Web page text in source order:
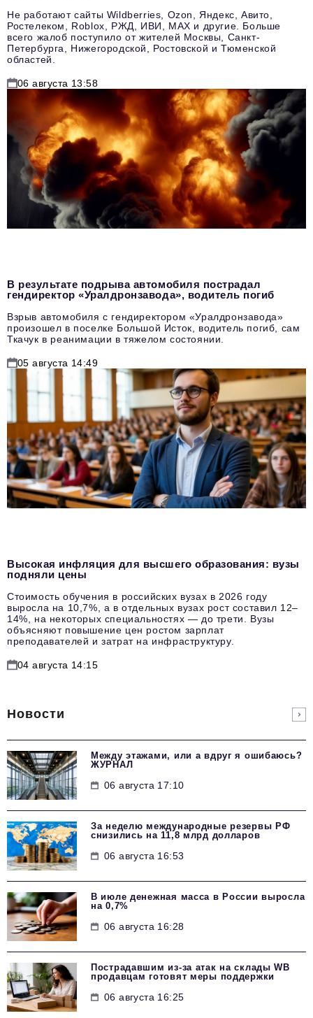
Не работают сайты Wildberries, Ozon, Яндекс, Авито,
Ростелеком, Roblox, РЖД, ИВИ, MAX и другие. Больше
всего жалоб поступило от жителей Москвы, Санкт-
Петербурга, Нижегородской, Ростовской и Тюменской
областей.
06 августа 13:58
В результате подрыва автомобиля пострадал
гендиректор «Уралдронзавода», водитель погиб
Взрыв автомобиля с гендиректором «Уралдронзавода»
произошел в поселке Большой Исток, водитель погиб, сам
Ткачук в реанимации в тяжелом состоянии.
05 августа 14:49
Высокая инфляция для высшего образования: вузы
подняли цены
Стоимость обучения в российских вузах в 2026 году
выросла на 10,7%, а в отдельных вузах рост составил 12–
14%, на некоторых специальностях — до трети. Вузы
объясняют повышение цен ростом зарплат
преподавателей и затрат на инфраструктуру.
04 августа 14:15
Новости
Между этажами, или а вдруг я ошибаюсь?
ЖУРНАЛ
06 августа 17:10
За неделю международные резервы РФ
снизились на 11,8 млрд долларов
06 августа 16:53
В июле денежная масса в России выросла
на 0,7%
06 августа 16:28
Пострадавшим из-за атак на склады WB
продавцам готовят меры поддержки
06 августа 16:25